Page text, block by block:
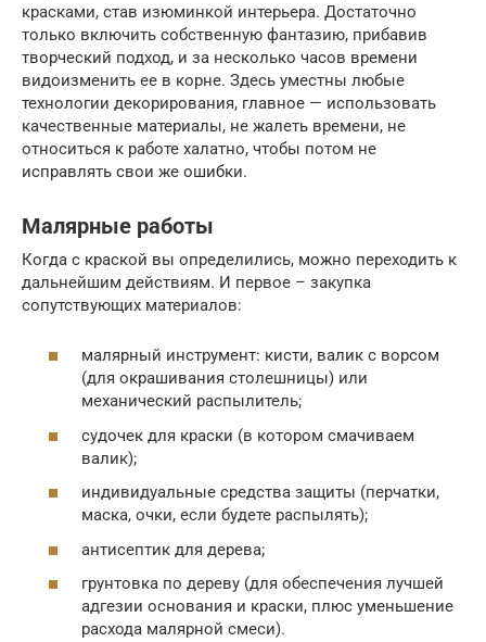
красками, став изюминкой интерьера. Достаточно
только включить собственную фантазию, прибавив
творческий подход, и за несколько часов времени
видоизменить ее в корне. Здесь уместны любые
технологии декорирования, главное — использовать
качественные материалы, не жалеть времени, не
относиться к работе халатно, чтобы потом не
исправлять свои же ошибки.
Малярные работы
Когда с краской вы определились, можно переходить к
дальнейшим действиям. И первое – закупка
сопутствующих материалов:
малярный инструмент: кисти, валик с ворсом
(для окрашивания столешницы) или
механический распылитель;
судочек для краски (в котором смачиваем
валик);
индивидуальные средства защиты (перчатки,
маска, очки, если будете распылять);
антисептик для дерева;
грунтовка по дереву (для обеспечения лучшей
адгезии основания и краски, плюс уменьшение
расхода малярной смеси).